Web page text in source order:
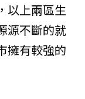
以上兩區生
源不斷的就
擁有較強的